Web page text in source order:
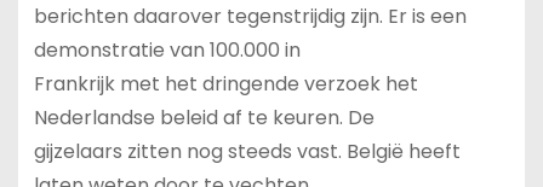
berichten daarover tegenstrijdig zijn. Er is een
demonstratie van 100.000 in
Frankrijk met het dringende verzoek het
Nederlandse beleid af te keuren. De
gijzelaars zitten nog steeds vast. België heeft